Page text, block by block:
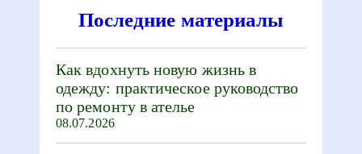
Последние материалы
Как вдохнуть новую жизнь в
одежду: практическое руководство
по ремонту в ателье
08.07.2026